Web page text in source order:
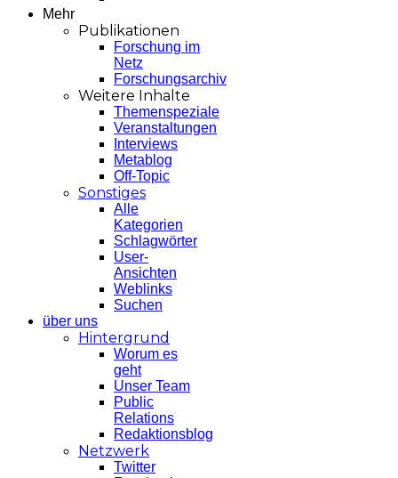
Mehr
Publikationen
Forschung im
Netz
Forschungsarchiv
Weitere Inhalte
Themenspeziale
Veranstaltungen
Interviews
Metablog
Off-Topic
Sonstiges
Alle
Kategorien
Schlagwörter
User-
Ansichten
Weblinks
Suchen
über uns
Hintergrund
Worum es
geht
Unser Team
Public
Relations
Redaktionsblog
Netzwerk
Twitter